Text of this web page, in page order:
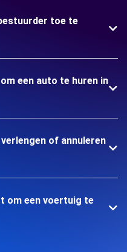
toe te
een auto te huren in
of annuleren
om een voertuig te